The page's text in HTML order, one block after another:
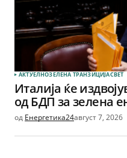
АКТУЕЛНОЗЕЛЕНА ТРАНЗИЦИЈАСВЕТ
Италија ќе
од БДП за зелена
од Енергетика24август 7, 2026